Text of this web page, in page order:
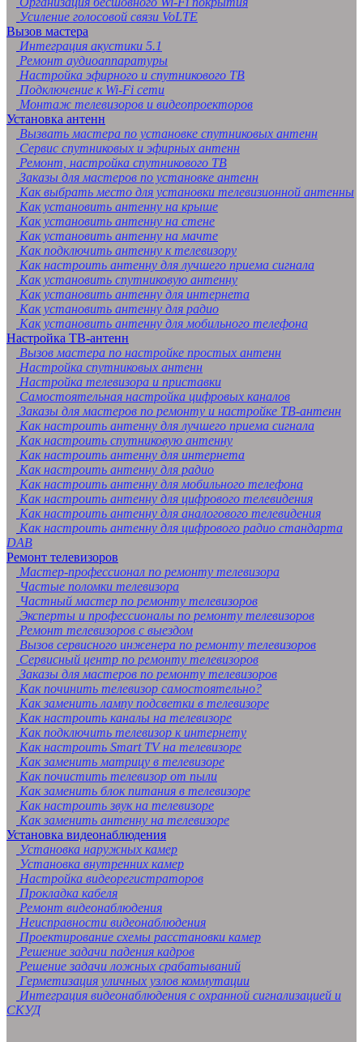
Усиление голосовой связи VoLTE
Вызов мастера
Интеграция акустики 5.1
Ремонт аудиоаппаратуры
Настройка эфирного и спутникового ТВ
Подключение к Wi-Fi сети
Монтаж телевизоров и видеопроекторов
Установка антенн
Вызвать мастера по установке спутниковых антенн
Сервис спутниковых и эфирных антенн
Ремонт, настройка спутникового ТВ
Заказы для мастеров по установке антенн
Как выбрать место для установки телевизионной антенны
Как установить антенну на крыше
Как установить антенну на стене
Как установить антенну на мачте
Как подключить антенну к телевизору
Как настроить антенну для лучшего приема сигнала
Как установить спутниковую антенну
Как установить антенну для интернета
Как установить антенну для радио
Как установить антенну для мобильного телефона
Настройка ТВ-антенн
Вызов мастера по настройке простых антенн
Настройка спутниковых антенн
Настройка телевизора и приставки
Самостоятельная настройка цифровых каналов
Заказы для мастеров по ремонту и настройке ТВ-антенн
Как настроить антенну для лучшего приема сигнала
Как настроить спутниковую антенну
Как настроить антенну для интернета
Как настроить антенну для радио
Как настроить антенну для мобильного телефона
Как настроить антенну для цифрового телевидения
Как настроить антенну для аналогового телевидения
Как настроить антенну для цифрового радио стандарта
DAB
Ремонт телевизоров
Мастер-профессионал по ремонту телевизора
Частые поломки телевизора
Частный мастер по ремонту телевизоров
Эксперты и профессионалы по ремонту телевизоров
Ремонт телевизоров с выездом
Вызов сервисного инженера по ремонту телевизоров
Сервисный центр по ремонту телевизоров
Заказы для мастеров по ремонту телевизоров
Как починить телевизор самостоятельно?
Как заменить лампу подсветки в телевизоре
Как настроить каналы на телевизоре
Как подключить телевизор к интернету
Как настроить Smart TV на телевизоре
Как заменить матрицу в телевизоре
Как почистить телевизор от пыли
Как заменить блок питания в телевизоре
Как настроить звук на телевизоре
Как заменить антенну на телевизоре
Установка видеонаблюдения
Установка наружных камер
Установка внутренних камер
Настройка видеорегистраторов
Прокладка кабеля
Ремонт видеонаблюдения
Неисправности видеонаблюдения
Проектирование схемы расстановки камер
Решение задачи падения кадров
Решение задачи ложных срабатываний
Герметизация уличных узлов коммутации
Интеграция видеонаблюдения с охранной сигнализацией и
СКУД